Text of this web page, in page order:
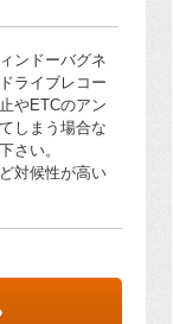
ンドーバグネ
ライブレコー
やETCのアン
しまう場合な
さい。
対候性が高い